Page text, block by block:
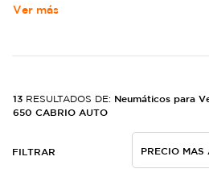
Ver más
13 RESULTADOS DE: Neumáticos para
650 CABRIO AUTO
FILTRAR